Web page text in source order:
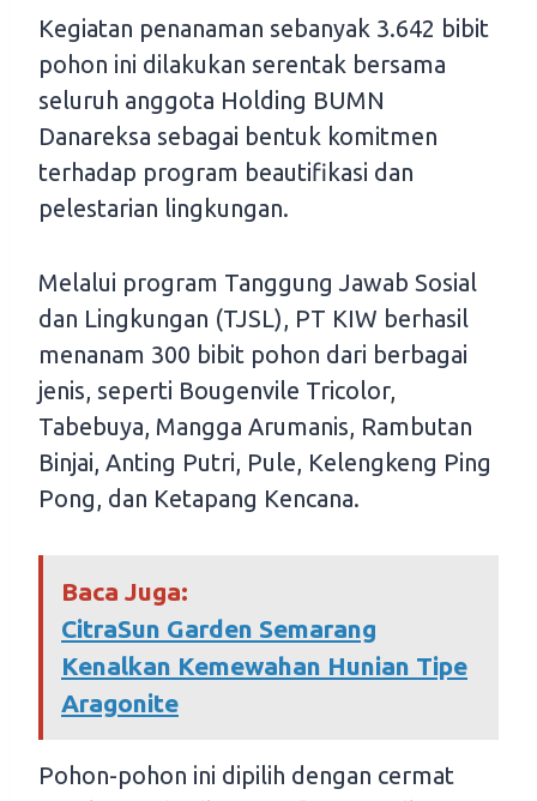
Kegiatan penanaman sebanyak 3.642 bibit
pohon ini dilakukan serentak bersama
seluruh anggota Holding BUMN
Danareksa sebagai bentuk komitmen
terhadap program beautifikasi dan
pelestarian lingkungan.
Melalui program Tanggung Jawab Sosial
dan Lingkungan (TJSL), PT KIW berhasil
menanam 300 bibit pohon dari berbagai
jenis, seperti Bougenvile Tricolor,
Tabebuya, Mangga Arumanis, Rambutan
Binjai, Anting Putri, Pule, Kelengkeng Ping
Pong, dan Ketapang Kencana.
Baca Juga:
CitraSun Garden Semarang
Kenalkan Kemewahan Hunian Tipe
Aragonite
Pohon-pohon ini dipilih dengan cermat